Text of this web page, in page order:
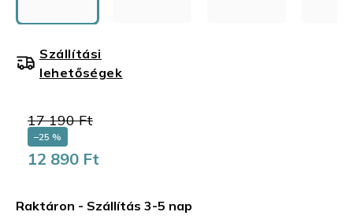
17 190 Ft
–25 %
12 890 Ft
Raktáron - Szállítás 3-5 nap
Szállítási
lehetőségek